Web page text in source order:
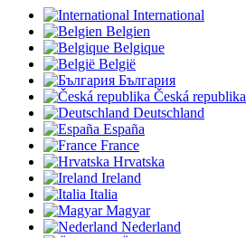
International
Belgien
Belgique
België
България
Česká republika
Deutschland
España
France
Hrvatska
Ireland
Italia
Magyar
Nederland